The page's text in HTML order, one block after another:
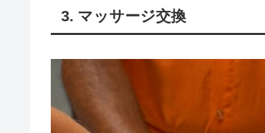
3. マッサージ交換